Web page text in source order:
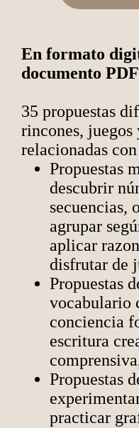
En formato
documento
35 propuestas
rincones,
relacionadas
Propuestas
descubrir
secuencias,
agrupar
aplicar
disfrutar de
Propuestas
vocabulario
conciencia
escritura
Propuestas
practicar